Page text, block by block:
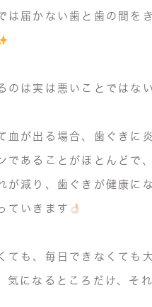
は届かない歯と歯の間を
のは実は悪いことではな
血が出る場合、 歯ぐきに
であることがほとんどで、
が減り、 歯ぐきが健康に
ていきます
ても、 毎日できなくても
気になるところだけ、そ